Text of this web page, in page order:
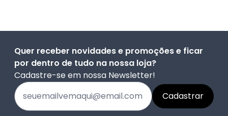
Quer receber novidades e promoções e ficar
por dentro de tudo na nossa loja?
Cadastre-se em nossa Newsletter!